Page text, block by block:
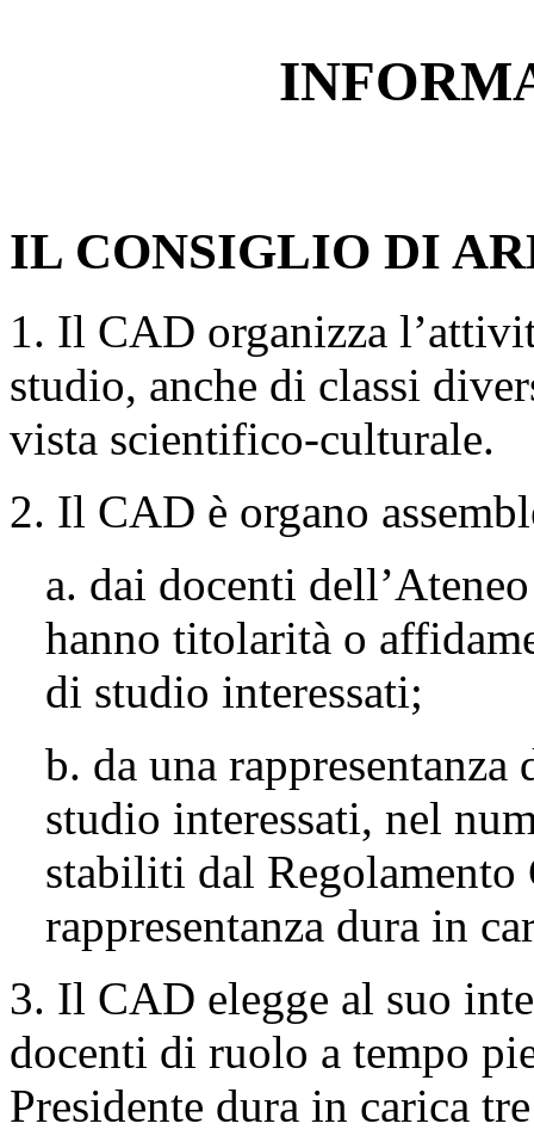
IL CONSIGLIO DI
1. Il CAD organizza
studio, anche di classi
vista scientifico-culturale.
2. Il CAD è organo
a. dai docenti
hanno titolarità o
di studio interessati;
b. da una
studio interessati, nel
stabiliti dal Regolamento
rappresentanza dura in
3. Il CAD elegge al suo
docenti di ruolo a tempo
Presidente dura in carica